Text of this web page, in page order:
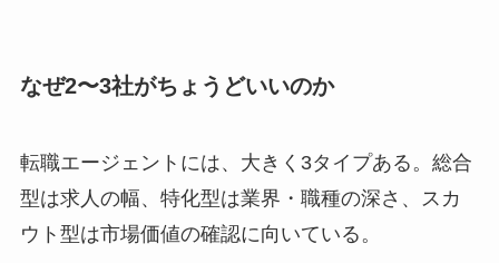
なぜ2〜3社がちょうどいいのか
転職エージェントには、大きく3タイプある。総合
型は求人の幅、特化型は業界・職種の深さ、スカ
ウト型は市場価値の確認に向いている。